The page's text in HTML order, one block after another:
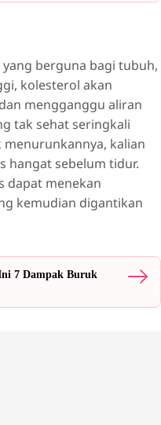
berguna bagi tubuh,
kolesterol akan
mengganggu aliran
tak sehat seringkali
kalian
hangat sebelum tidur.
dapat menekan
kemudian digantikan
7 Dampak Buruk